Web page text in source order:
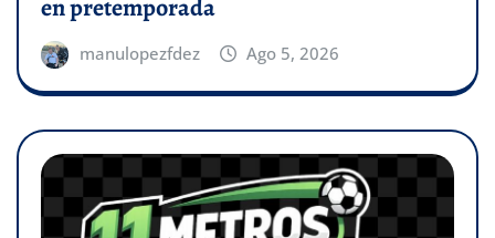
en pretemporada
manulopezfdez Ago 5, 2026